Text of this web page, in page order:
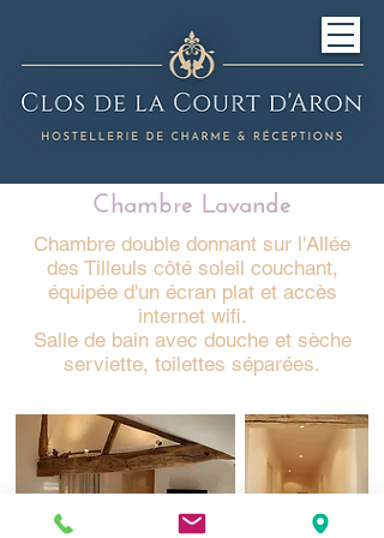
Chambre Lavande
Chambre double donnant sur l'Allée
des Tilleuls côté soleil couchant,
équipée d'un écran plat et accès
internet wifi.
Salle de bain avec douche et sèche
serviette, toilettes séparées.